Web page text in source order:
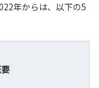
年からは、以下の5